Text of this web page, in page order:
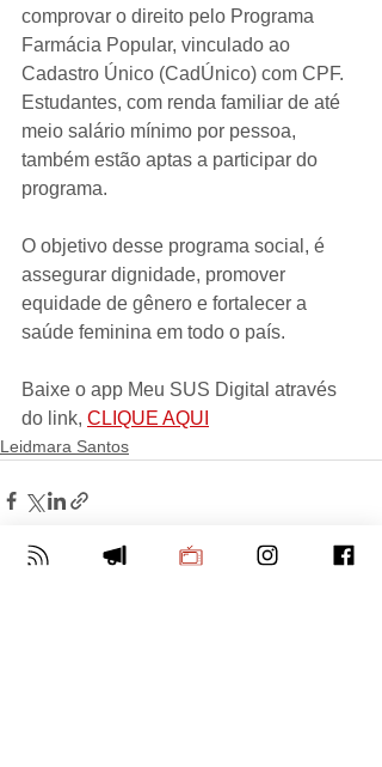
comprovar o direito pelo Programa
Farmácia Popular, vinculado ao
Cadastro Único (CadÚnico) com CPF.
Estudantes, com renda familiar de até
meio salário mínimo por pessoa,
também estão aptas a participar do
programa.
O objetivo desse programa social, é
assegurar dignidade, promover
equidade de gênero e fortalecer a
saúde feminina em todo o país.
Baixe o app Meu SUS Digital através
do link, CLIQUE AQUI
Leidmara Santos